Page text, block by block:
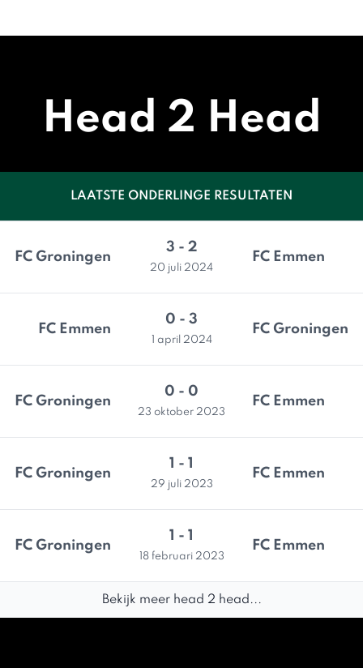
Head 2 Head
LAATSTE ONDERLINGE RESULTATEN
FC Groningen
3 - 2
20 juli 2024
FC Emmen
FC Emmen
0 - 3
1 april 2024
FC Groningen
FC Groningen
0 - 0
23 oktober 2023
FC Emmen
FC Groningen
1 - 1
29 juli 2023
FC Emmen
FC Groningen
1 - 1
18 februari 2023
FC Emmen
Bekijk meer head 2 head...